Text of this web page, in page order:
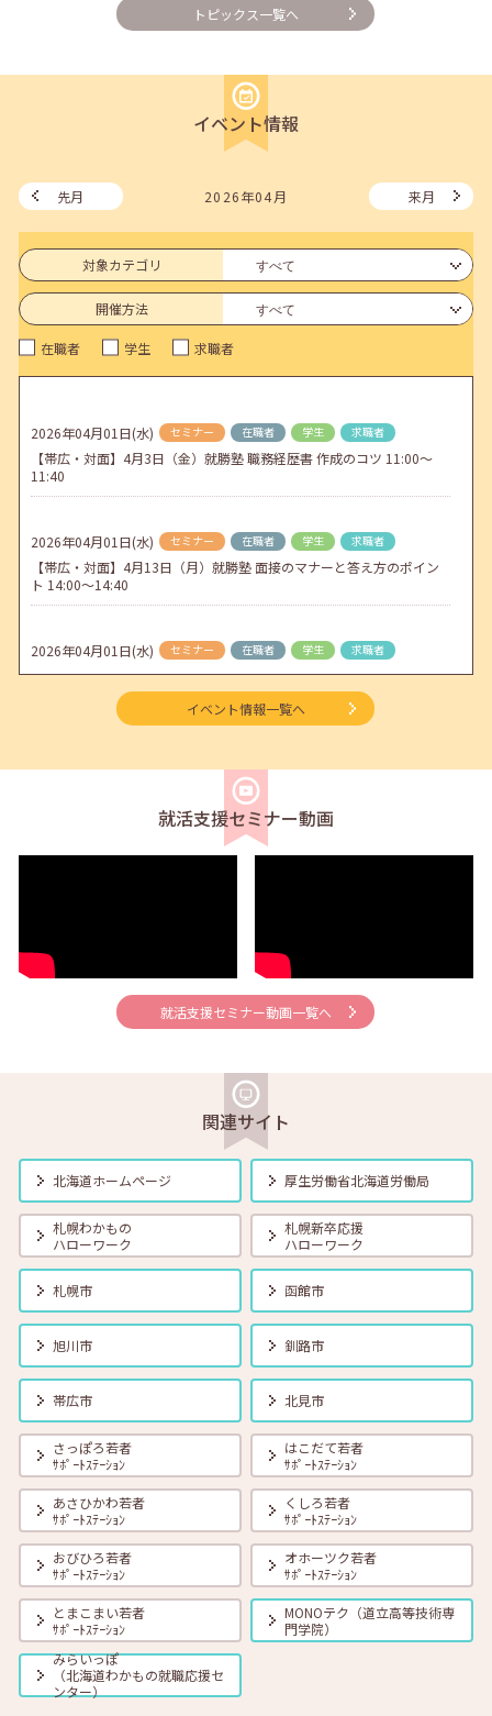
2026年07月01日(水) 企業向け
企業様向けセミナー「現場を巻き込む！人事のための『越境人材育
jobcafeからのお知らせ
7月のセミナー情報を公開いたしました。
メールカウンセリング、就職決定報告フォーム復旧いたしました。
2026年05月25日(月) jobcafeからのお知らせ
6月のセミナー情報を公開いたしました。
2026年05月01日(金) jobcafeからのお知らせ
連休前後（ゴールデンウィーク）のメールキャリア・アドバイス対応
についてのお知らせ
2026年04月02日(木) jobcafeからのお知らせ
ゴールデンウィーク期間中のご利用について
トピックス一覧へ
イベント情報
先月 2026年04月 来月
対象カテゴリ
開催方法
在職者 学生 求職者
2026年04月01日(水) セミナー 在職者 学生 求職者
【帯広・対面】4月3日（金）就勝塾 職務経歴書 作成のコツ 11:00～
11:40
2026年04月01日(水) セミナー 在職者 学生 求職者
【帯広・対面】4月13日（月）就勝塾 面接のマナーと答え方のポイン
ト 14:00～14:40
2026年04月01日(水) セミナー 在職者 学生 求職者
【オンライン】4月16日（木）ビジネスコミュニケーション 報・連・
相 14:00～14:30
【オンライン】4月21日（火）新しいしごと覚えのコツ 14:00～14:30
在職者
2026年04月01日(水) 在職者
【オンライン】4月23日（木）就職活動のススメ方 14:00～14:30
【釧路・対面】4月24日（金）就勝塾 応募書類の書き方 13:30～14:30
在職者
【函館・対面】4月27日（月）就勝塾 自己分析・自分を振り返ってみ
よう！ 13:30～14:30
イベント情報一覧へ
就活支援セミナー動画
就活支援セミナー動画一覧へ
関連サイト
北海道ホームページ 厚生労働省北海道労働局
札幌わかもの
ハローワーク
札幌新卒応援
ハローワーク
札幌市 函館市
旭川市 釧路市
帯広市 北見市
さっぽろ若者
ｻﾎﾟｰﾄｽﾃｰｼｮﾝ
はこだて若者
ｻﾎﾟｰﾄｽﾃｰｼｮﾝ
あさひかわ若者
ｻﾎﾟｰﾄｽﾃｰｼｮﾝ
くしろ若者
ｻﾎﾟｰﾄｽﾃｰｼｮﾝ
おびひろ若者
ｻﾎﾟｰﾄｽﾃｰｼｮﾝ
オホーツク若者
ｻﾎﾟｰﾄｽﾃｰｼｮﾝ
とまこまい若者
ｻﾎﾟｰﾄｽﾃｰｼｮﾝ
MONOテク（道立高等技術専
門学院）
みらいっぽ
（北海道わかもの就職応援セ
ンター）